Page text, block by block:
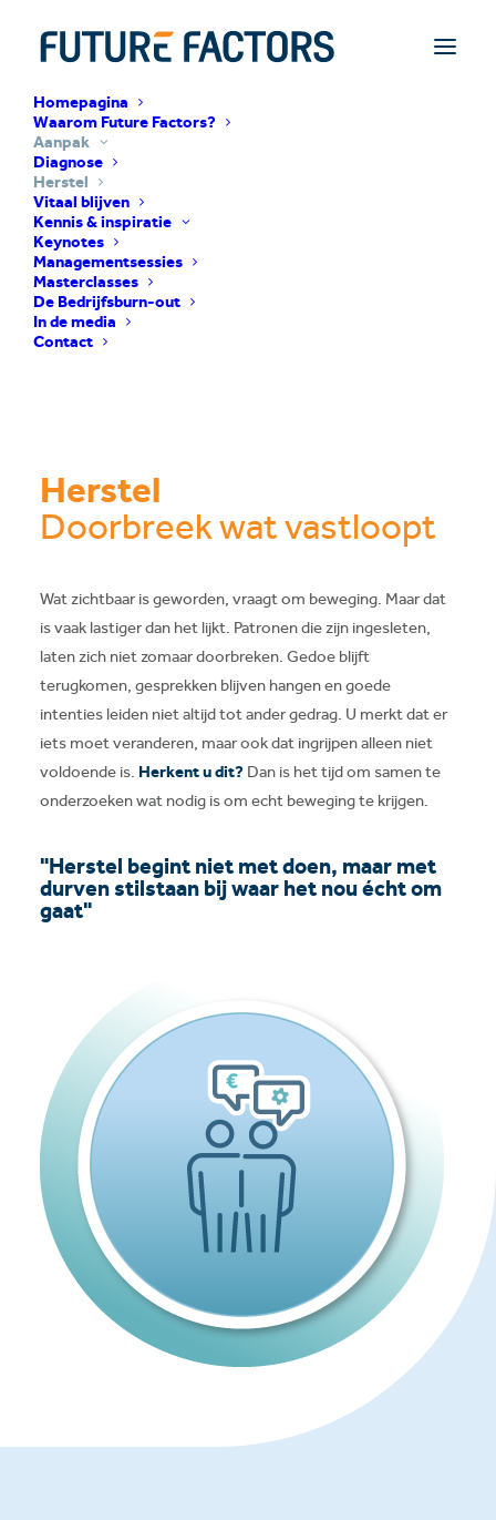
Homepagina
Waarom Future Factors?
Aanpak
Diagnose
Herstel
Vitaal blijven
Kennis & inspiratie
Keynotes
Managementsessies
Masterclasses
De Bedrijfsburn-out
In de media
Contact
Herstel
Doorbreek wat vastloopt
Wat zichtbaar is geworden, vraagt om beweging. Maar dat
is vaak lastiger dan het lijkt. Patronen die zijn ingesleten,
laten zich niet zomaar doorbreken. Gedoe blijft
terugkomen, gesprekken blijven hangen en goede
intenties leiden niet altijd tot ander gedrag. U merkt dat er
iets moet veranderen, maar ook dat ingrijpen alleen niet
voldoende is. Herkent u dit? Dan is het tijd om samen te
onderzoeken wat nodig is om echt beweging te krijgen.
"Herstel begint niet met doen, maar met
durven stilstaan bij waar het nou écht om
gaat"